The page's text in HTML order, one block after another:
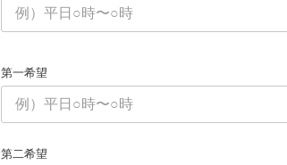
第一希望
第二希望